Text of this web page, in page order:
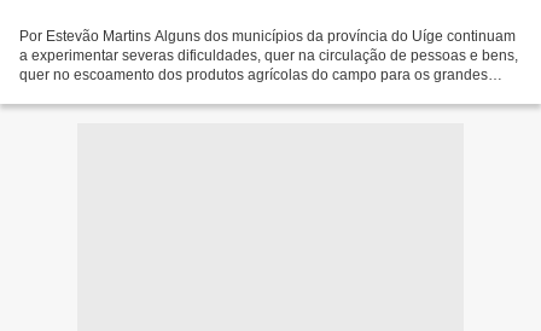
Por Estevão Martins Alguns dos municípios da província do Uíge continuam
a experimentar severas dificuldades, quer na circulação de pessoas e bens,
quer no escoamento dos produtos agrícolas do campo para os grandes